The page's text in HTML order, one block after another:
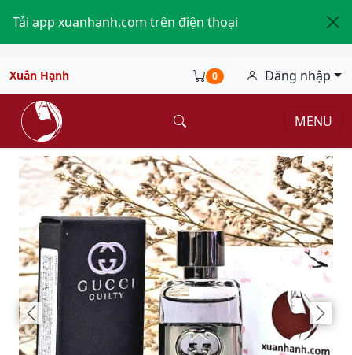
Tải app xuanhanh.com trên điện thoại
Xuân Hạnh 0 Đăng nhập
MENU